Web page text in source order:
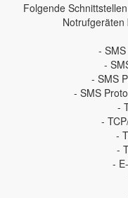
Folgende
-
-
- SMS
- SMS
-
-
-
-
-